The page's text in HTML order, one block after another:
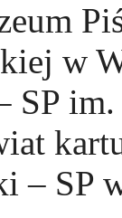
w
SP
– SP